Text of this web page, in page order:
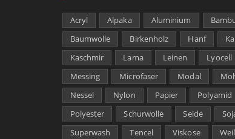
Acryl Alpaka Aluminium
Baumwolle
Birkenholz Hanf
Kaschmir
Lama Leinen Lyocell
Messing
Microfaser Modal
Nessel
Nylon Papier
Polyamid
Polyester
Schurwolle Seide
Superwash
Tencel Viskose